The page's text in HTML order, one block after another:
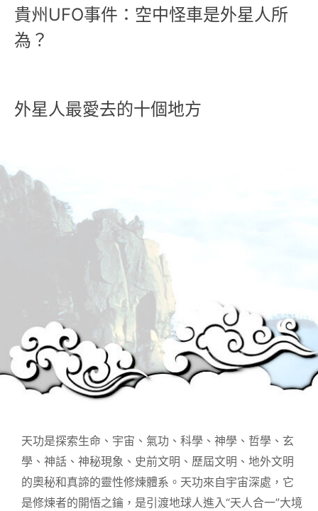
貴州UFO事件：空中怪車是外星人所
為？
外星人最愛去的十個地方
天功是探索生命、宇宙、氣功、科學、神學、哲學、玄
學、神話、神秘現象、史前文明、歷屆文明、地外文明
的奧秘和真諦的靈性修煉體系。天功來自宇宙深處，它
是修煉者的開悟之鑰，是引渡地球人進入“天人合一”大境